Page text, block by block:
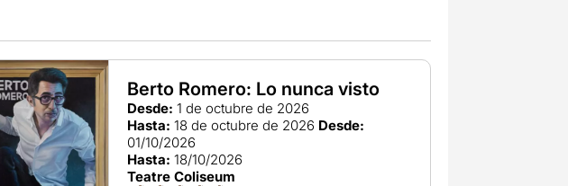
Berto Romero: Lo nunca visto
Desde: 1 de octubre de 2026
Hasta: 18 de octubre de 2026 Desde:
01/10/2026
Hasta: 18/10/2026
Teatre Coliseum